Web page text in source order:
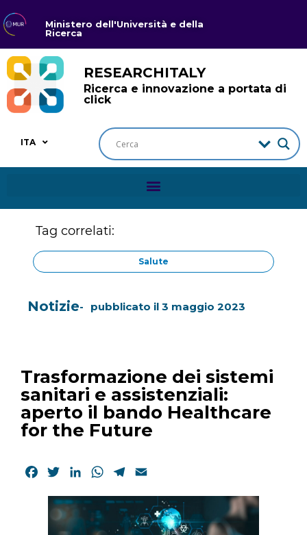
Ministero dell'Università e della
Ricerca
RESEARCHITALY
Ricerca e innovazione a portata di
click
ITA
Tag correlati:
Salute
Notizie pubblicato il 3 maggio 2023
Trasformazione dei sistemi
sanitari e assistenziali:
aperto il bando Healthcare
for the Future
Facebook
TwitterLinkedInWhatsApp
Telegram